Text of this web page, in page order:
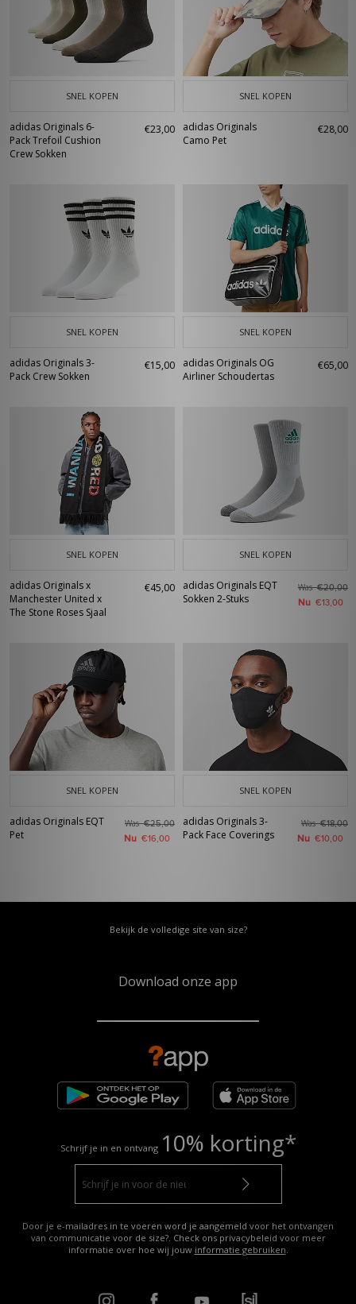
SNEL KOPEN
adidas Originals 6-
Pack Trefoil Cushion
Crew Sokken
€23,00
SNEL KOPEN
adidas Originals
Camo Pet
€28,00
SNEL KOPEN
adidas Originals 3-
Pack Crew Sokken
€15,00
SNEL KOPEN
adidas Originals OG
Airliner Schoudertas
€65,00
SNEL KOPEN
adidas Originals x
Manchester United x
The Stone Roses Sjaal
€45,00
SNEL KOPEN
adidas Originals EQT
Sokken 2-Stuks
Was€20,00
Nu €13,00
SNEL KOPEN
adidas Originals EQT
Pet
Was€25,00
Nu €16,00
SNEL KOPEN
adidas Originals 3-
Pack Face Coverings
Was€18,00
Nu €10,00
Bekijk de volledige site van size?
Download onze app
Schrijf je in en ontvang 10% korting*
Door je e-mailadres in te voeren word je aangemeld voor het ontvangen
van communicatie voor de size?. Check ons privacybeleid voor meer
informatie over hoe wij jouw informatie gebruiken.